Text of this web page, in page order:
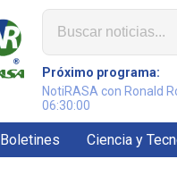
Próximo programa:
NotiRASA con Ronald
06:30:00
Boletines Ciencia y